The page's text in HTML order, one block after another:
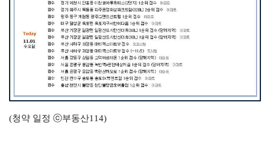
(청약 일정 ⓒ부동산114)